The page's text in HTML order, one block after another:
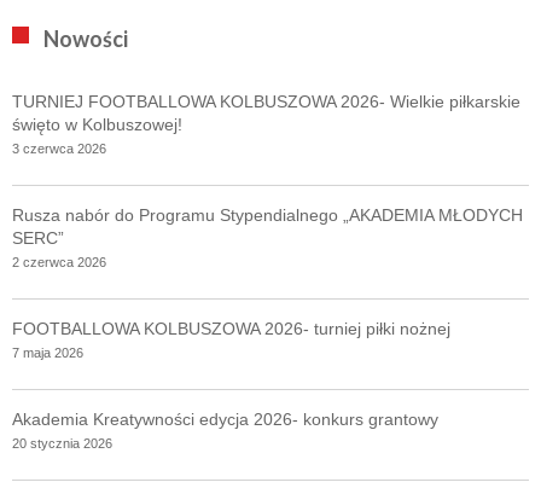
Nowości
TURNIEJ FOOTBALLOWA KOLBUSZOWA 2026- Wielkie piłkarskie
święto w Kolbuszowej!
3 czerwca 2026
Rusza nabór do Programu Stypendialnego „AKADEMIA MŁODYCH
SERC”
2 czerwca 2026
FOOTBALLOWA KOLBUSZOWA 2026- turniej piłki nożnej
7 maja 2026
Akademia Kreatywności edycja 2026- konkurs grantowy
20 stycznia 2026